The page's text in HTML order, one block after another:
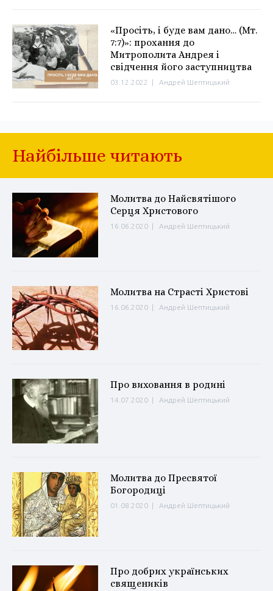
«Просіть, і буде вам дано… (Мт.
7:7)»: прохання до
Митрополита Андрея і
свідчення його заступництва
03.12.2022 | Андрей Шептицький
Найбільше читають
Молитва до Найсвятішого
Серця Христового
16.06.2020 Андрей Шептицький
Молитва на Страсті Христові
16.06.2020 | Андрей Шептицький
Про виховання в родині
14.07.2020 Андрей Шептицький
Молитва до Пресвятої
Богородиці
01.08.2020 | Андрей Шептицький
Про добрих українських
священиків